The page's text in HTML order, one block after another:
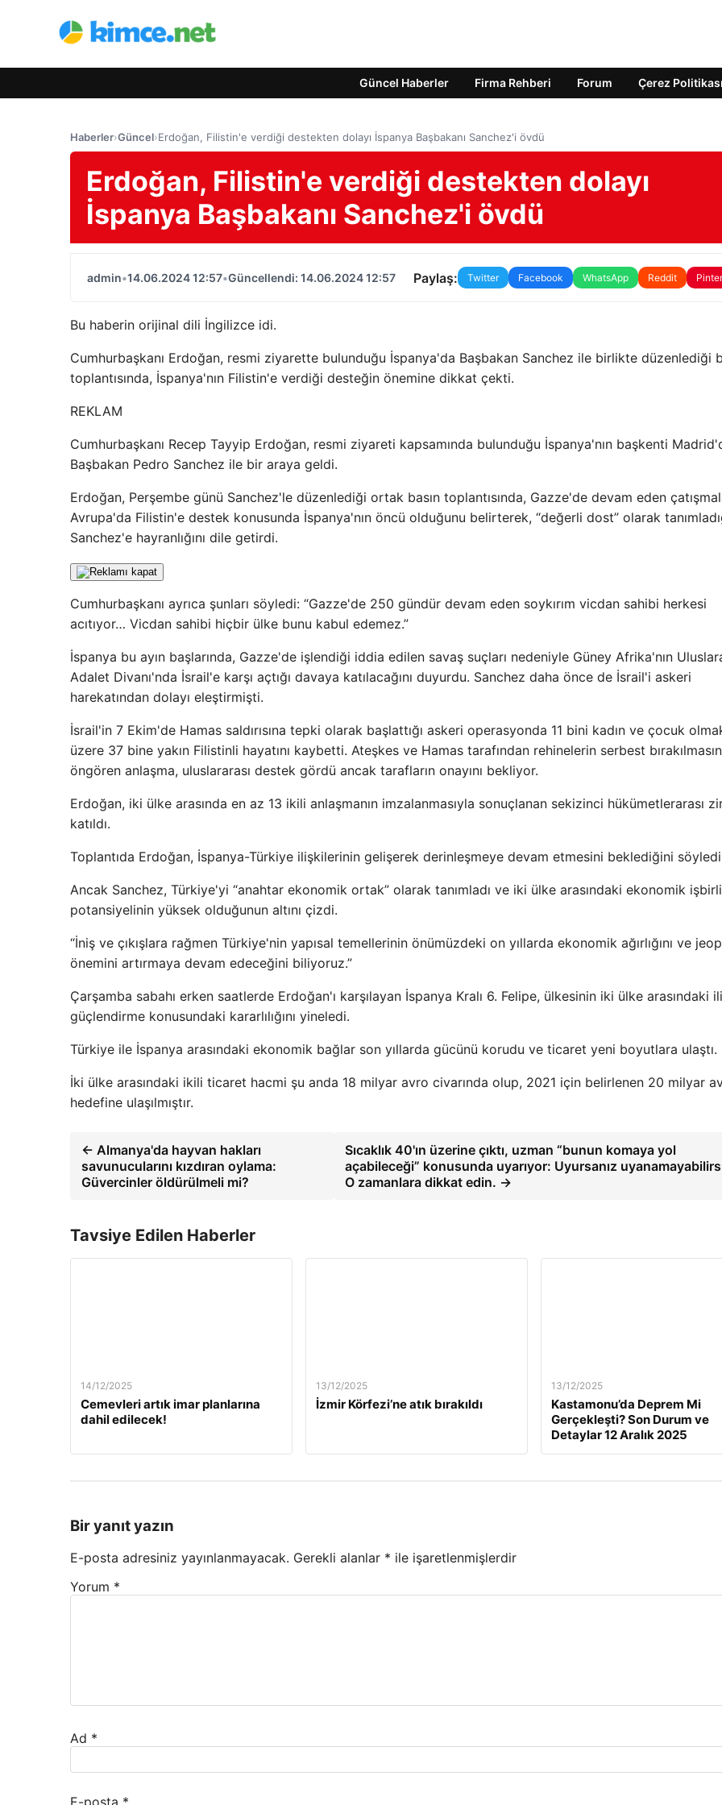
Güncel Haberler Firma Rehberi Forum Çerez Politikası
Haberler›Güncel›Erdoğan, Filistin'e verdiği destekten dolayı İspanya Başbakanı Sanchez'i övdü
Erdoğan, Filistin'e verdiği destekten dolayı
İspanya Başbakanı Sanchez'i övdü
admin•14.06.2024 12:57•Güncellendi: 14.06.2024 12:57 Paylaş: Twitter Facebook WhatsApp Reddit
Bu haberin orijinal dili İngilizce idi.
Cumhurbaşkanı Erdoğan, resmi ziyarette bulunduğu İspanya'da Başbakan Sanchez ile birlikte düzenlediği
toplantısında, İspanya'nın Filistin'e verdiği desteğin önemine dikkat çekti.
REKLAM
Cumhurbaşkanı Recep Tayyip Erdoğan, resmi ziyareti kapsamında bulunduğu İspanya'nın başkenti
Başbakan Pedro Sanchez ile bir araya geldi.
Erdoğan, Perşembe günü Sanchez'le düzenlediği ortak basın toplantısında, Gazze'de devam eden
Avrupa'da Filistin'e destek konusunda İspanya'nın öncü olduğunu belirterek, “değerli dost” olarak
Sanchez'e hayranlığını dile getirdi.
Cumhurbaşkanı ayrıca şunları söyledi: “Gazze'de 250 gündür devam eden soykırım vicdan sahibi herkesi
acıtıyor… Vicdan sahibi hiçbir ülke bunu kabul edemez.”
İspanya bu ayın başlarında, Gazze'de işlendiği iddia edilen savaş suçları nedeniyle Güney Afrika'nın
Adalet Divanı'nda İsrail'e karşı açtığı davaya katılacağını duyurdu. Sanchez daha önce de İsrail'i askeri
harekatından dolayı eleştirmişti.
İsrail'in 7 Ekim'de Hamas saldırısına tepki olarak başlattığı askeri operasyonda 11 bini kadın ve çocuk
üzere 37 bine yakın Filistinli hayatını kaybetti. Ateşkes ve Hamas tarafından rehinelerin serbest
öngören anlaşma, uluslararası destek gördü ancak tarafların onayını bekliyor.
Erdoğan, iki ülke arasında en az 13 ikili anlaşmanın imzalanmasıyla sonuçlanan sekizinci hükümetlerarası
katıldı.
Toplantıda Erdoğan, İspanya-Türkiye ilişkilerinin gelişerek derinleşmeye devam etmesini beklediğini
Ancak Sanchez, Türkiye'yi “anahtar ekonomik ortak” olarak tanımladı ve iki ülke arasındaki ekonomik
potansiyelinin yüksek olduğunun altını çizdi.
“İniş ve çıkışlara rağmen Türkiye'nin yapısal temellerinin önümüzdeki on yıllarda ekonomik ağırlığını ve
önemini artırmaya devam edeceğini biliyoruz.”
Çarşamba sabahı erken saatlerde Erdoğan'ı karşılayan İspanya Kralı 6. Felipe, ülkesinin iki ülke arasındaki
güçlendirme konusundaki kararlılığını yineledi.
Türkiye ile İspanya arasındaki ekonomik bağlar son yıllarda gücünü korudu ve ticaret yeni boyutlara ulaştı.
İki ülke arasındaki ikili ticaret hacmi şu anda 18 milyar avro civarında olup, 2021 için belirlenen 20 milyar
hedefine ulaşılmıştır.
← Almanya'da hayvan hakları
savunucularını kızdıran oylama:
Güvercinler öldürülmeli mi?
Sıcaklık 40'ın üzerine çıktı, uzman “bunun komaya yol
açabileceği” konusunda uyarıyor: Uyursanız
O zamanlara dikkat edin. →
Tavsiye Edilen Haberler
14/12/2025
Cemevleri artık imar planlarına
dahil edilecek!
13/12/2025
İzmir Körfezi’ne atık bırakıldı
13/12/2025
Kastamonu’da Deprem Mi
Gerçekleşti? Son Durum ve
Detaylar 12 Aralık 2025
Bir yanıt yazın
E-posta adresiniz yayınlanmayacak. Gerekli alanlar * ile işaretlenmişlerdir
Yorum *
Ad *